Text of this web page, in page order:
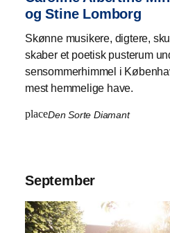
og Stine Lomborg
Skønne musikere, digtere,
skaber et poetisk pusterum
sensommerhimmel i
mest hemmelige have.
placeDen Sorte Diamant
September